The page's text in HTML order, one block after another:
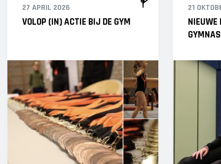
27 APRIL 2026
VOLOP (IN) ACTIE BIJ DE GYM
21
NIEUWE